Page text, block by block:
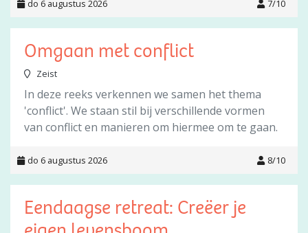
do 6 augustus 2026 7/10
Omgaan met conflict
Zeist
In deze reeks verkennen we samen het thema
'conflict'. We staan stil bij verschillende vormen
van conflict en manieren om hiermee om te gaan.
do 6 augustus 2026 8/10
Eendaagse retreat: Creëer je